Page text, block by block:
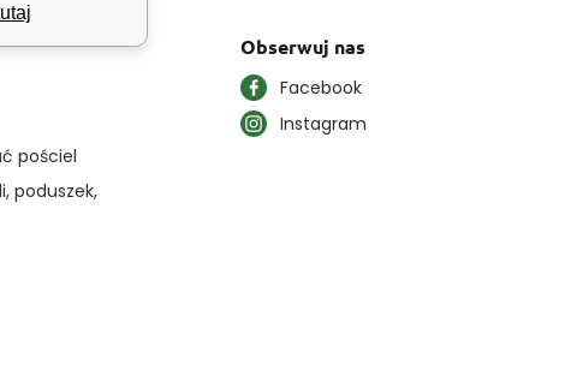
pościel
poduszek,
Obserwuj nas
Facebook
Instagram